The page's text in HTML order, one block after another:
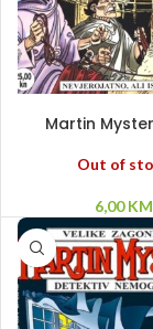
Martin
Out of
6,00KM